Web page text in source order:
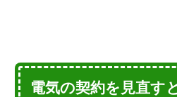
電気の契約を見直す